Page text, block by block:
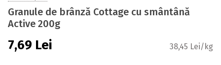
Granule de brânză Cottage cu smântână
Active 200g
7,69 Lei 38,45 Lei/kg